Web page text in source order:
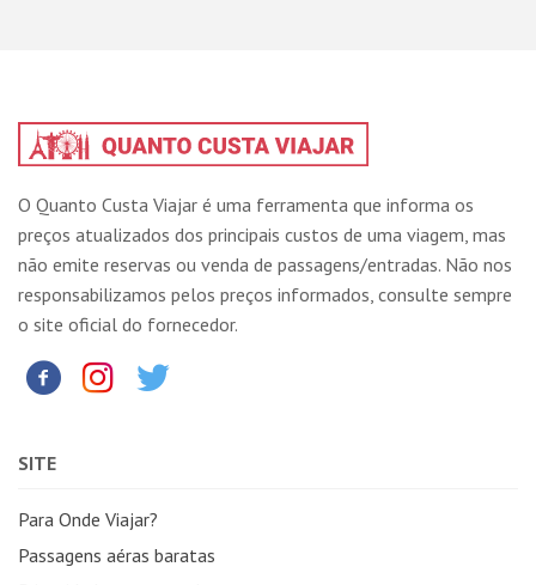
O Quanto Custa Viajar é uma ferramenta que informa os
preços atualizados dos principais custos de uma viagem, mas
não emite reservas ou venda de passagens/entradas. Não nos
responsabilizamos pelos preços informados, consulte sempre
o site oficial do fornecedor.
SITE
Para Onde Viajar?
Passagens aéras baratas